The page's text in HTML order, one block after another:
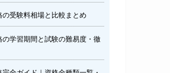
の受験料相場と比較まとめ
の学習期間と試験の難易度・徹